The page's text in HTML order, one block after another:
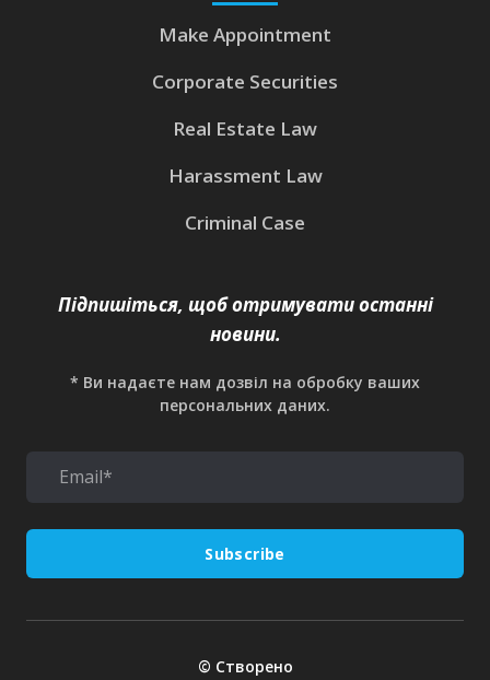
Make Appointment
Corporate Securities
Real Estate Law
Harassment Law
Criminal Case
Підпишіться, щоб отримувати останні
новини.
* Ви надаєте нам дозвіл на обробку ваших
персональних даних.
Subscribe
© Створено